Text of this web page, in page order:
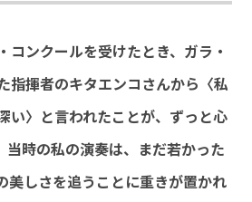
コンクールを受けたとき、ガラ・
指揮者のキタエンコさんから〈私
い〉と言われたことが、ずっと心
当時の私の演奏は、まだ若かった
美しさを追うことに重きが置かれ